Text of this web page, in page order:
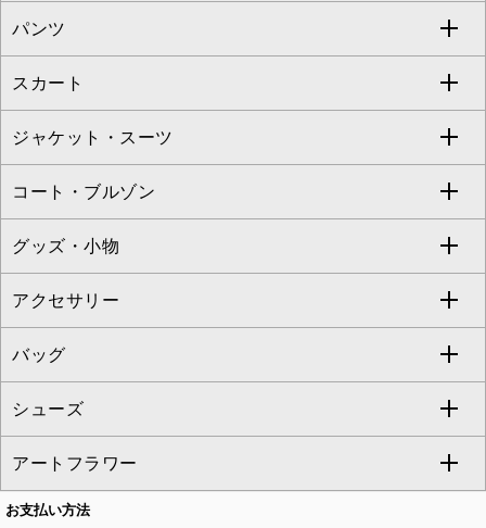
カットソー・Tシャツ
ブラウス・シャツ
ニット・セーター
カーディガン
アンサンブルセット
ベスト・ジレ
パーカー
タンクトップ・キャミソール
スウェット・ジャージー
その他のトップス
すべてのワンピース・ドレス
ワンピース
ドレス
チュニック
ジャンパースカート
その他のワンピース・ドレス
パンツ
すべてのパンツ
フルレングスパンツ
クロップド・半端丈パンツ
ガウチョ・ワイドパンツ
ハーフ・ショート丈パンツ
サロペット・オールインワン
その他のパンツ
スカート
すべてのスカート
ロング・マキシ丈スカート
ひざ丈スカート
ミモレ丈スカート
ショート・ミニ丈スカート
その他のスカート
ジャケット・スーツ
すべてのジャケット・スーツ
テーラードジャケット
ノーカラージャケット
セットアップ
セットアップジャケット
セットアップパンツ
セットアップスカート
コート・ブルゾン
すべてのコート・ブルゾン
トレンチコート
ピーコート
ダッフルコート
チェスターコート
モッズコート
グッズ・小物
すべてのグッズ・小物
マスク
ストール・マフラー・スヌード
ベルト・サスペンダー
帽子
アクセサリー
すべてのアクセサリー
ネックレス
ピアス・イヤリング
ブレスレット・バングル
バッグ
すべてのバッグ
トートバッグ
ショルダーバッグ
シューズ
すべてのシューズ
パンプス
アートフラワー
すべてのアートフラワー
お支払い方法